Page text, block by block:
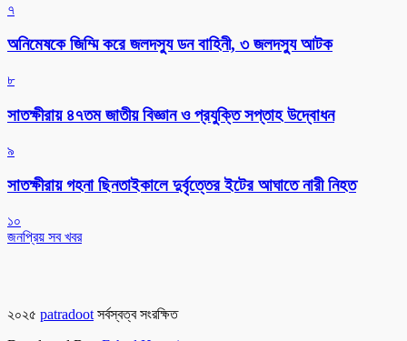
৭
অনিমেষকে জিম্মি করে জলদস্যু ডন বাহিনী, ৩ জলদস্যু আটক
৮
সাতক্ষীরায় ৪৭তম জাতীয় বিজ্ঞান ও প্রযুক্তি সপ্তাহ উদ্বোধন
৯
সাতক্ষীরায় গহনা ছিনতাইকালে দুর্বৃত্তের ইটের আঘাতে নারী নিহত
১০
জনপ্রিয় সব খবর
২০২৫ patradoot সর্বস্বত্ব সংরক্ষিত